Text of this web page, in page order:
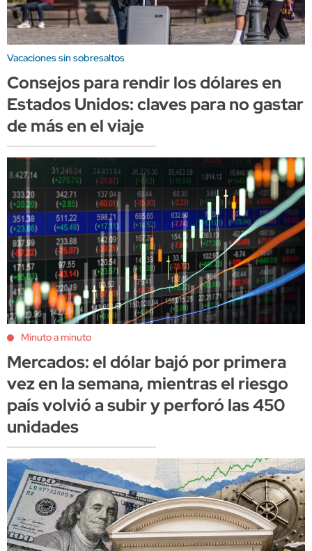
Vacaciones sin sobresaltos
Consejos para rendir los dólares en
Estados Unidos: claves para no gastar
de más en el viaje
Minuto a minuto
Mercados: el dólar bajó por primera
vez en la semana, mientras el riesgo
país volvió a subir y perforó las 450
unidades